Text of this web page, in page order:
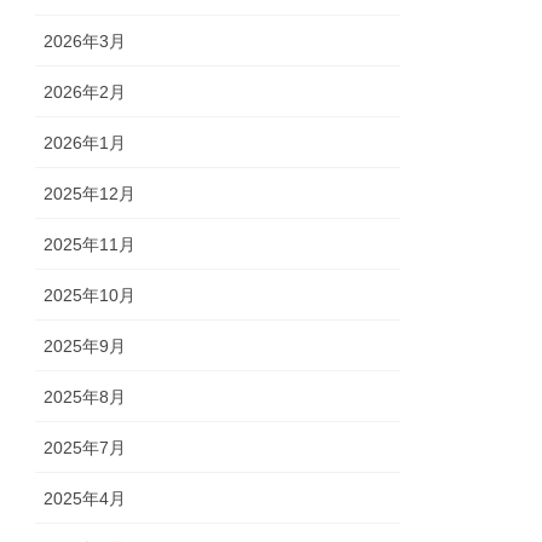
2026年3月
2026年2月
2026年1月
2025年12月
2025年11月
2025年10月
2025年9月
2025年8月
2025年7月
2025年4月